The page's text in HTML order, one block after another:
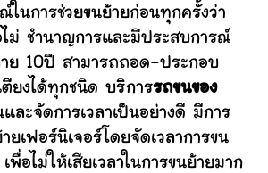
นการช่วยขนย้ายก่อนทุกครั้งว่า
ม่ ชำนาญการและมีประสบการณ์
าย 10ปี สามารถถอด-ประกอบ
ยงได้ทุกชนิด บริการรถขนของ
ละจัดการเวลาเป็นอย่างดี มีการ
ยเฟอร์นิเจอร์โดยจัดเวลาการขน
พื่อไม่ให้เสียเวลาในการขนย้ายมาก